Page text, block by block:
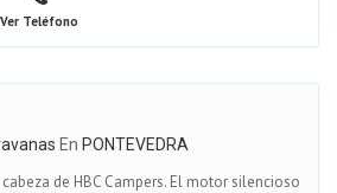
Ver Teléfono
En PONTEVEDRA
de HBC Campers. El motor silencioso